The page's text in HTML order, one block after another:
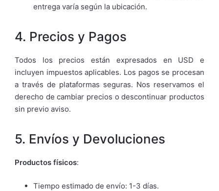
entrega varía según la ubicación.
4. Precios y Pagos
Todos los precios están expresados en USD e
incluyen impuestos aplicables. Los pagos se procesan
a través de plataformas seguras. Nos reservamos el
derecho de cambiar precios o descontinuar productos
sin previo aviso.
5. Envíos y Devoluciones
Productos físicos:
Tiempo estimado de envío: 1-3 días.